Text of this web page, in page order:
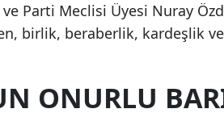
Parti Meclisi Üyesi Nuray
birlik, beraberlik, kardeşlik ve
ONURLU